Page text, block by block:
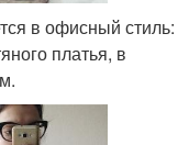
в офисный стиль:
платья, в